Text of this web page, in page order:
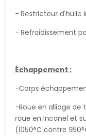
- Restricteur d'huile
- Refroidissement
Échappement :
-Corps
-Roue en alliage de
roue en Inconel et
(1050°C contre